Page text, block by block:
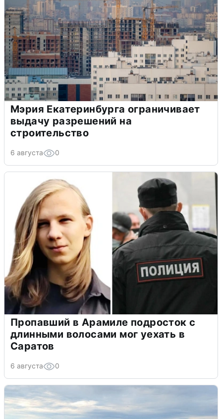
Мэрия Екатеринбурга ограничивает
выдачу разрешений на
строительство
6 августа 0
Пропавший в Арамиле подросток с
длинными волосами мог уехать в
Саратов
6 августа 0